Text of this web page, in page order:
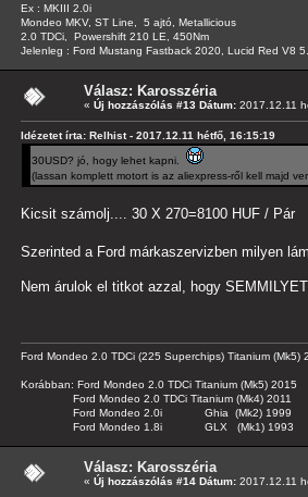
Ex : MKIII 2.0i
Mondeo MKV, ST Line, 5 ajtó, Metallicious
2.0 TDCi, Powershift 210 LE, 450Nm
Jelenleg : Ford Mustang Fastback 2020, Lucid Red V8
Válasz: Karosszéria
« Új hozzászólás #13 Dátum: 2017.12.11
Idézetet írta: Relhist - 2017.12.11 hétfő, 16:15:19
30USD? jó, hogy lehet kapni.
(lassan komplett motort is az aliexpress-ről kell majd
Kicsit számolj.... 30 X 270=8100 HUF / Pár
Szerinted a Ford márkaszervizben milyen
Nem árulok el titkot azzal, hogy
Ford Mondeo 2.0 TDCi (225 Superchips) Titanium (Mk5)
Korábban: Ford Mondeo 2.0 TDCi Titanium (Mk5) 2015
Ford Mondeo 2.0 TDCi Titanium (Mk4) 2011
Ford Mondeo 2.0i Ghia (Mk2) 1999
Ford Mondeo 1.8i GLX (Mk1) 1993
Válasz: Karosszéria
« Új hozzászólás #14 Dátum: 2017.12.11